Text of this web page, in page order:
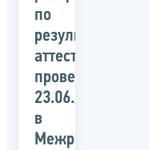
по
результатам
аттестации,
проведенной
23.06.2020
в
Межрайонной